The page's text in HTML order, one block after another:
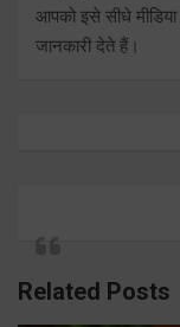
आपको इसे सीधे
जानकारी देते हैं।
Related Posts